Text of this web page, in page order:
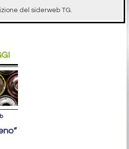
del siderweb TG.